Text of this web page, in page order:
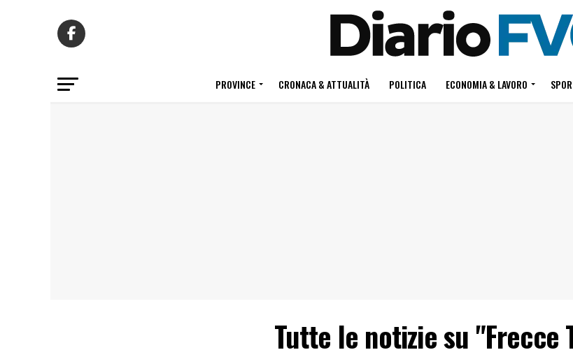
PROVINCE CRONACA & ATTUALITÀ POLITICA ECONOMIA & LAVORO
Tutte le notizie su "Frecce